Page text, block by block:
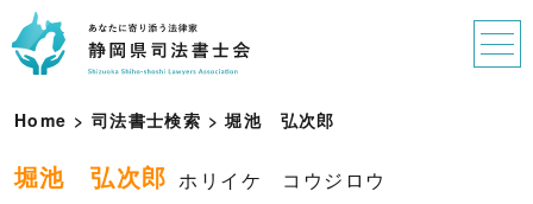
Home > 司法書士検索 >堀池 弘次郎
堀池 弘次郎 ホリイケ コウジロウ